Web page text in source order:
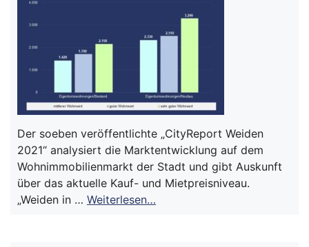
Der soeben veröffentlichte „CityReport Weiden
2021“ analysiert die Marktentwicklung auf dem
Wohnimmobilienmarkt der Stadt und gibt Auskunft
über das aktuelle Kauf- und Mietpreisniveau.
„Weiden in … Weiterlesen…